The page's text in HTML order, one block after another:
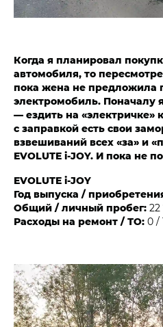
Когда я планировал
автомобиля, то
пока жена не предложила
электромобиль. Поначалу
— ездить на «электричке»
с заправкой есть свои
взвешиваний всех «за» и
EVOLUTE i‑JOY. И пока не
EVOLUTE i‑JOY
Год выпуска /
Общий / личный пробег:
Расходы на ремонт / ТО: 0 /